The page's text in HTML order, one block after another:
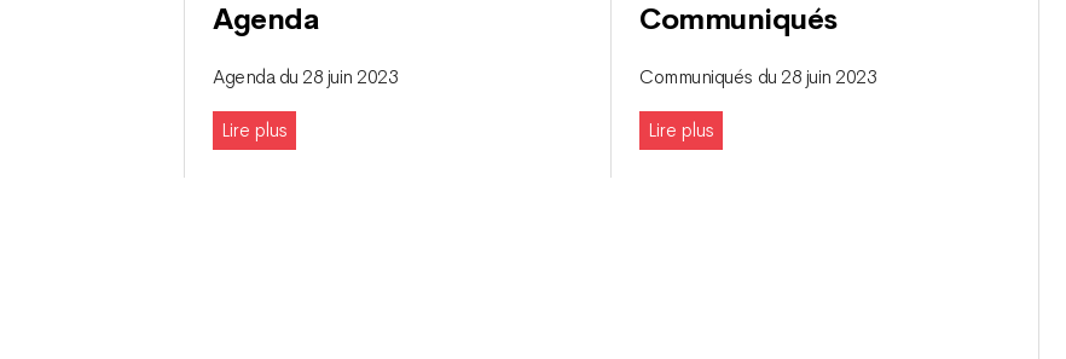
Agenda
Agenda du 28 juin 2023
Lire plus
Communiqués
Communiqués du 28 juin 2023
Lire plus